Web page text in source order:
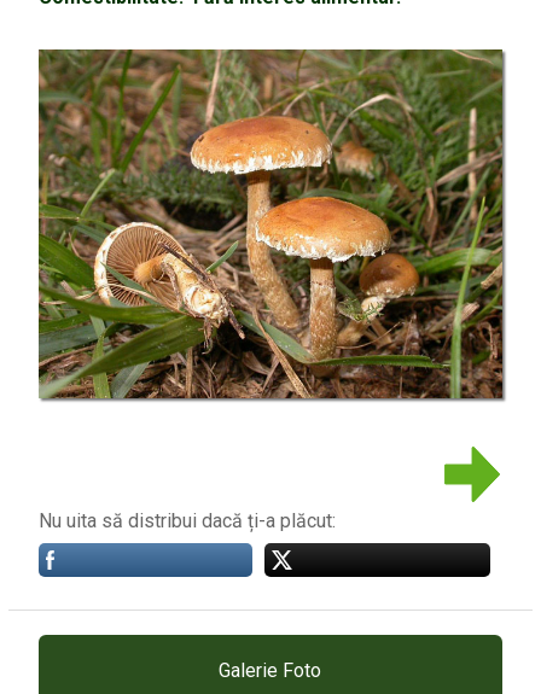
Nu uita să distribui dacă ți-a plăcut:
Galerie Foto